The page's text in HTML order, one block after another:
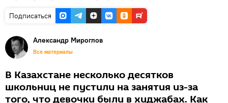
Подписаться
Александр Мироглов
Все материалы
В Казахстане несколько десятков
школьниц не пустили на занятия из-за
того, что девочки были в хиджабах. Как